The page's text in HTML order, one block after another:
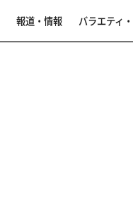
報道・情報 バラエティ